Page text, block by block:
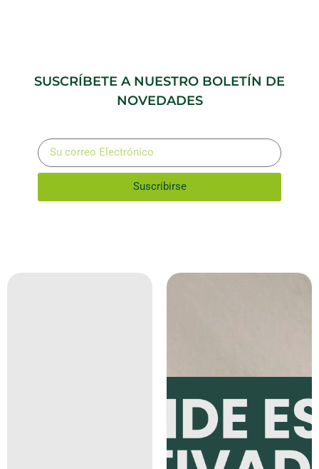
SUSCRÍBETE A NUESTRO BOLETÍN DE
NOVEDADES
Suscribirse